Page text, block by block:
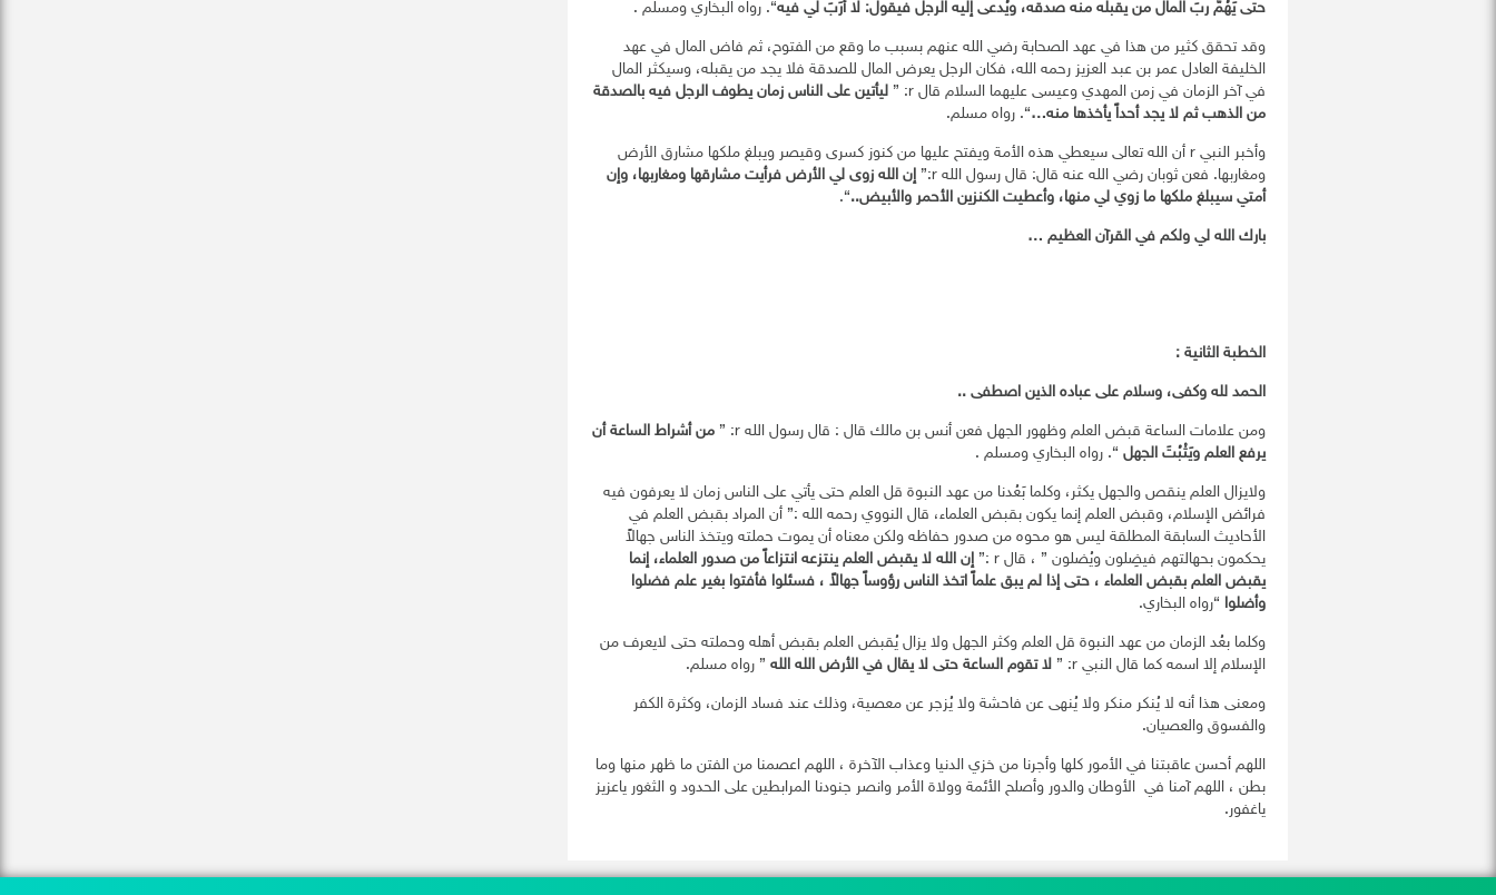
حتى يَهُمَّ ربَ المال من يقبله منه صدقه، ويُدعى إليه الرجل فيقول: لا أرَبَ لي فيه“. رواه البخاري ومسلم .
وقد تحقق كثير من هذا في عهد الصحابة رضي الله عنهم بسبب ما وقع من الفتوح، ثم فاض المال في عهد
الخليفة العادل عمر بن عبد العزيز رحمه الله، فكان الرجل يعرض المال للصدقة فلا يجد من يقبله، وسيكثر المال
في آخر الزمان في زمن المهدي وعيسى عليهما السلام قال r: ”
ليأتين على الناس زمان يطوف الرجل فيه بالصدقة
من الذهب ثم لا يجد أحداً يأخذها منه…“. رواه مسلم.
وأخبر النبي r أن الله تعالى سيعطي هذه الأمة ويفتح عليها من كنوز كسرى وقيصر ويبلغ ملكها مشارق الأرض
ومغاربها. فعن ثوبان رضي الله عنه قال: قال رسول الله r:”
إن الله زوى لي الأرض فرأيت مشارقها ومغاربها، وإن
أمتي سيبلغ ملكها ما زوي لي منها، وأعطيت الكنزين الأحمر والأبيض..“.
بارك الله لي ولكم في القرآن العظيم …
الخطبة الثانية :
الحمد لله وكفى، وسلام على عباده الذين اصطفى ..
ومن علامات الساعة قبض العلم وظهور الجهل فعن أنس بن مالك قال : قال رسول الله r: ”
من أشراط الساعة أن
يرفع العلم ويَثْبُتَ الجهل“. رواه البخاري ومسلم .
ولايزال العلم ينقص والجهل يكثر، وكلما بَعُدنا من عهد النبوة قل العلم حتى يأتي على الناس زمان لا يعرفون فيه
فرائض الإسلام، وقبض العلم إنما يكون بقبض العلماء، قال النووي رحمه الله :” أن المراد بقبض العلم في
الأحاديث السابقة المطلقة ليس هو محوه من صدور حفاظه ولكن معناه أن يموت حملته ويتخذ الناس جهالاً
يحكمون بحهالتهم فيضِلون ويُضلون ” ، قال r :”
إن الله لا يقبض العلم ينتزعه انتزاعاً من صدور العلماء، إنما
يقبض العلم بقبض العلماء ، حتى إذا لم يبق علماً اتخذ الناس رؤوساً جهالاً ، فسئلوا فأفتوا بغير علم فضلوا
وأضلوا “رواه البخاري.
وكلما بعُد الزمان من عهد النبوة قل العلم وكثر الجهل ولا يزال يُقبض العلم بقبض أهله وحملته حتى لايعرف من
الإسلام إلا اسمه كما قال النبي r: ”
لا تقوم الساعة حتى لا يقال في الأرض الله الله” رواه مسلم.
ومعنى هذا أنه لا يُنكر منكر ولا يُنهى عن فاحشة ولا يُزجر عن معصية، وذلك عند فساد الزمان، وكثرة الكفر
والفسوق والعصيان.
اللهم أحسن عاقبتنا في الأمور كلها وأجرنا من خزي الدنيا وعذاب الآخرة ، اللهم اعصمنا من الفتن ما ظهر منها وما
بطن ، اللهم آمنا في الأوطان والدور وأصلح الأئمة وولاة الأمر وانصر جنودنا المرابطين على الحدود و الثغور ياعزيز
ياغفور.